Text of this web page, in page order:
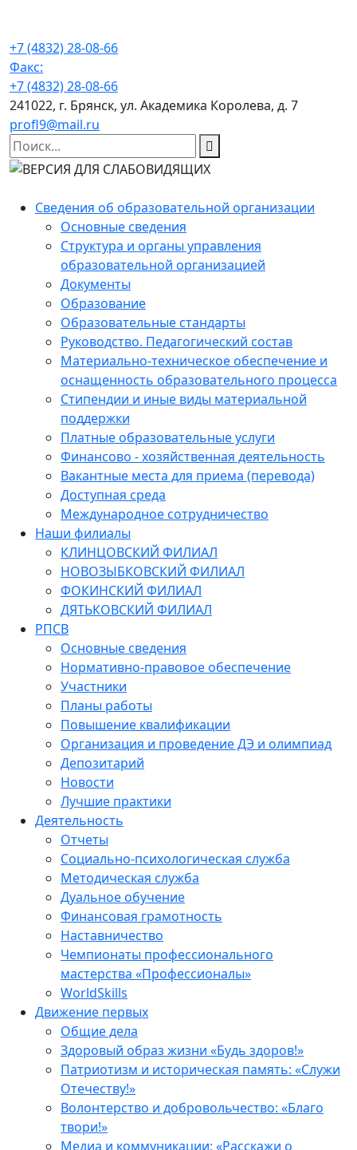
+7 (4832) 28-08-66
Факс:
+7 (4832) 28-08-66
241022, г. Брянск, ул. Академика Королева, д. 7
profl9@mail.ru
Сведения об образовательной организации
Основные сведения
Структура и органы управления
образовательной организацией
Документы
Образование
Образовательные стандарты
Руководство. Педагогический состав
Материально-техническое обеспечение и
оснащенность образовательного процесса
Стипендии и иные виды материальной
поддержки
Платные образовательные услуги
Финансово - хозяйственная деятельность
Вакантные места для приема (перевода)
Доступная среда
Международное сотрудничество
Наши филиалы
КЛИНЦОВСКИЙ ФИЛИАЛ
НОВОЗЫБКОВСКИЙ ФИЛИАЛ
ФОКИНСКИЙ ФИЛИАЛ
ДЯТЬКОВСКИЙ ФИЛИАЛ
РПСВ
Основные сведения
Нормативно-правовое обеспечение
Участники
Планы работы
Повышение квалификации
Организация и проведение ДЭ и олимпиад
Депозитарий
Новости
Лучшие практики
Деятельность
Отчеты
Социально-психологическая служба
Методическая служба
Дуальное обучение
Финансовая грамотность
Наставничество
Чемпионаты профессионального
мастерства «Профессионалы»
WorldSkills
Движение первых
Общие дела
Здоровый образ жизни «Будь здоров!»
Патриотизм и историческая память: «Служи
Отечеству!»
Волонтерство и добровольчество: «Благо
твори!»
Медиа и коммуникации: «Расскажи о